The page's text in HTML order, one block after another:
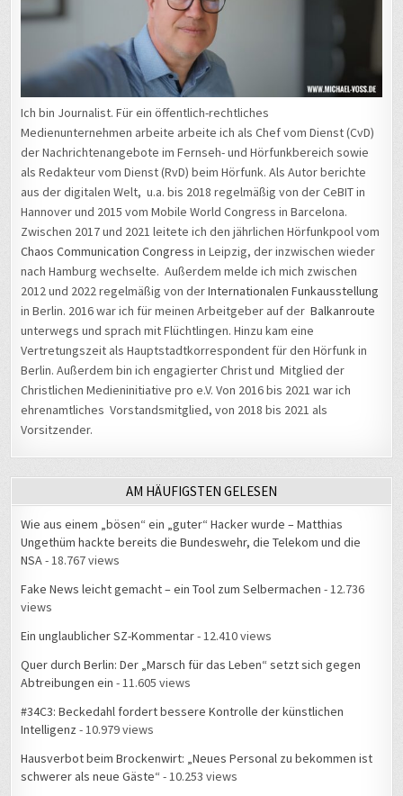
Ich bin Journalist. Für ein öffentlich-rechtliches
Medienunternehmen arbeite arbeite ich als Chef vom Dienst (CvD)
der Nachrichtenangebote im Fernseh- und Hörfunkbereich sowie
als Redakteur vom Dienst (RvD) beim Hörfunk. Als Autor berichte
aus der digitalen Welt, u.a. bis 2018 regelmäßig von der CeBIT in
Hannover und 2015 vom Mobile World Congress in Barcelona.
Zwischen 2017 und 2021 leitete ich den jährlichen Hörfunkpool vom
Chaos Communication Congress in Leipzig, der inzwischen wieder
nach Hamburg wechselte. Außerdem melde ich mich zwischen
2012 und 2022 regelmäßig von derInternationalen Funkausstellung
in Berlin. 2016 war ich für meinen Arbeitgeber auf derBalkanroute
unterwegs und sprach mit Flüchtlingen. Hinzu kam eine
Vertretungszeit als Hauptstadtkorrespondent für den Hörfunk in
Berlin. Außerdem bin ich engagierter Christ und Mitglied der
Christlichen Medieninitiative pro e.V. Von 2016 bis 2021 war ich
ehrenamtliches Vorstandsmitglied, von 2018 bis 2021 als
Vorsitzender.
AM HÄUFIGSTEN GELESEN
Wie aus einem „bösen“ ein „guter“ Hacker wurde – Matthias
Ungethüm hackte bereits die Bundeswehr, die Telekom und die
NSA- 18.767 views
Fake News leicht gemacht – ein Tool zum Selbermachen - 12.736
views
Ein unglaublicher SZ-Kommentar- 12.410 views
Quer durch Berlin: Der „Marsch für das Leben“ setzt sich gegen
Abtreibungen ein - 11.605 views
#34C3: Beckedahl fordert bessere Kontrolle der künstlichen
Intelligenz - 10.979 views
Hausverbot beim Brockenwirt: „Neues Personal zu bekommen ist
schwerer als neue Gäste“ - 10.253 views